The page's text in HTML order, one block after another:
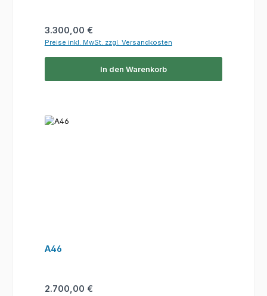
Regulärer Preis:
3.300,00 €
Preise inkl. MwSt. zzgl. Versandkosten
In den Warenkorb
A46
Regulärer Preis:
2.700,00 €